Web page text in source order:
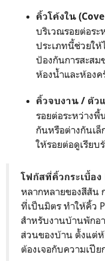
คิ้วโค้งใน
บริเวณรอยต่อร
ประเภทนี้ช่วยใ
ป้องกันการสะสม
ห้องน้ำและห้องค
คิ้วจบงาน / ตัว
รอยต่อระหว่าง
กันหรือต่างกันเ
ให้รอยต่อดูเรียบ
โฟกัสที่คิ้วกระเบื้อง
หลากหลายของสีสัน
ที่เป็นมิตร ทำให้คิ้ว
สำหรับงานบ้านพักอ
ส่วนของบ้าน ตั้งแต่
ต้องเจอกับความเปี